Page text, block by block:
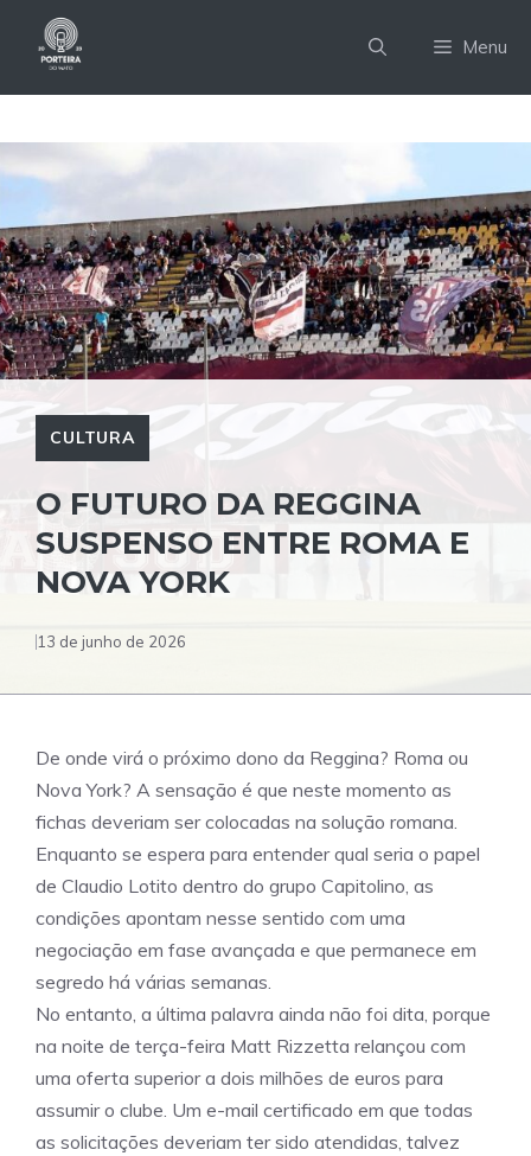
Menu
CULTURA
O FUTURO DA REGGINA
SUSPENSO ENTRE ROMA E
NOVA YORK
13 de junho de 2026
De onde virá o próximo dono da Reggina? Roma ou
Nova York? A sensação é que neste momento as
fichas deveriam ser colocadas na solução romana.
Enquanto se espera para entender qual seria o papel
de Claudio Lotito dentro do grupo Capitolino, as
condições apontam nesse sentido com uma
negociação em fase avançada e que permanece em
segredo há várias semanas.
No entanto, a última palavra ainda não foi dita, porque
na noite de terça-feira Matt Rizzetta relançou com
uma oferta superior a dois milhões de euros para
assumir o clube. Um e-mail certificado em que todas
as solicitações deveriam ter sido atendidas, talvez